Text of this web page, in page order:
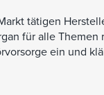
tätigen
für alle Themen
ein und